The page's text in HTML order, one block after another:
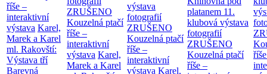
říše –
interaktivní
výstava Karel,
Marek a Karel
ml. Rakovští:
Výstava tří
Barevná
ZRUŠENO
Kouzelná ptačí
říše –
interaktivní
výstava Karel,
Marek a Karel
výstava
fotografií
ZRUŠENO
Kouzelná ptačí
říše –
interaktivní
výstava Karel,
platanem 11.
klubová výstava
fotografií
ZRUŠENO
Kouzelná ptačí
říše –